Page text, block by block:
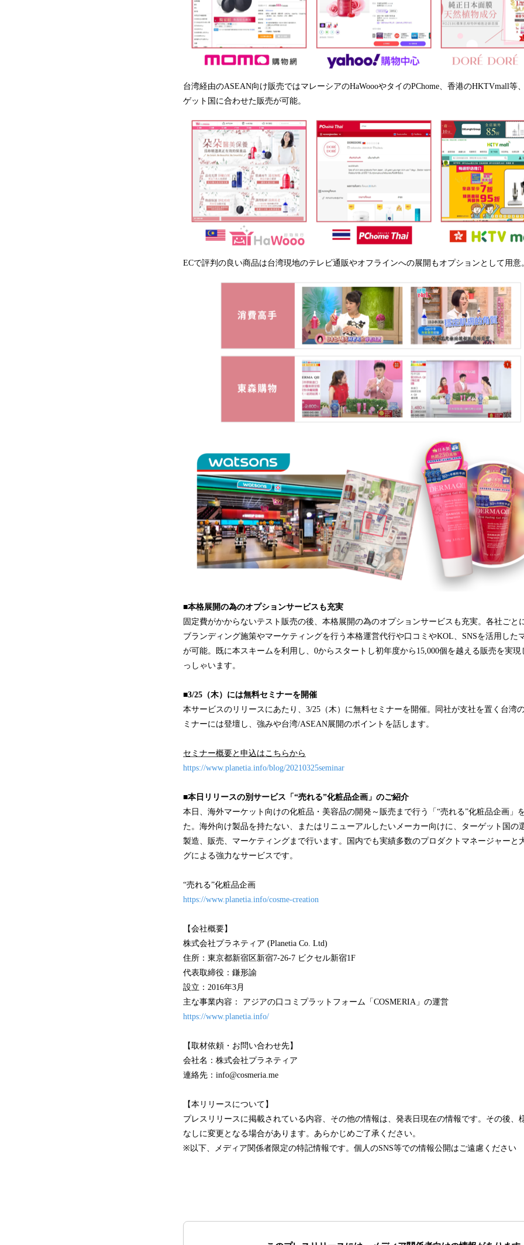
台湾経由のASEAN向け販売ではマレーシアのHaWoooやタイのPChome、香港のHKTVmall等
ゲット国に合わせた販売が可能。
ECで評判の良い商品は台湾現地のテレビ通販やオフラインへの展開もオプションとして用意
■本格展開の為のオプションサービスも充実
固定費がかからないテスト販売の後、本格展開の為のオプションサービスも充実。各社ごと
ブランディング施策やマーケティングを行う本格運営代行や口コミやKOL、SNSを活用した
が可能。既に本スキームを利用し、0からスタートし初年度から15,000個を越える販売を実
っしゃいます。
■3/25（木）には無料セミナーを開催
本サービスのリリースにあたり、3/25（木）に無料セミナーを開催。同社が支社を置く台湾
ミナーには登壇し、強みや台湾/ASEAN展開のポイントを話します。
セミナー概要と申込はこちらから
https://www.planetia.info/blog/20210325seminar
■本日リリースの別サービス「“売れる”化粧品企画」のご紹介
本日、海外マーケット向けの化粧品・美容品の開発～販売まで行う「“売れる”化粧品企画」
た。海外向け製品を持たない、またはリニューアルしたいメーカー向けに、ターゲット国の
製造、販売、マーケティングまで行います。国内でも実績多数のプロダクトマネージャーと
グによる強力なサービスです。
“売れる”化粧品企画
https://www.planetia.info/cosme-creation
【会社概要】
株式会社プラネティア (Planetia Co. Ltd)
住所：東京都新宿区新宿7-26-7 ビクセル新宿1F
代表取締役：鎌形諭
設立：2016年3月
主な事業内容： アジアの口コミプラットフォーム「COSMERIA」の運営
https://www.planetia.info/
【取材依頼・お問い合わせ先】
会社名：株式会社プラネティア
連絡先：info@cosmeria.me
【本リリースについて】
プレスリリースに掲載されている内容、その他の情報は、発表日現在の情報です。その後、
なしに変更となる場合があります。あらかじめご了承ください。
※以下、メディア関係者限定の特記情報です。個人のSNS等での情報公開はご遠慮ください